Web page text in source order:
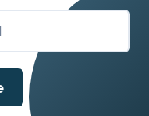
votre séjour
à